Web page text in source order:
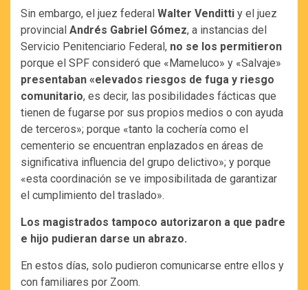
Sin embargo, el juez federal Walter Venditti y el juez
provincial Andrés Gabriel Gómez, a instancias del
Servicio Penitenciario Federal, no se los permitieron
porque el SPF consideró que «Mameluco» y «Salvaje»
presentaban «elevados riesgos de fuga y riesgo
comunitario, es decir, las posibilidades fácticas que
tienen de fugarse por sus propios medios o con ayuda
de terceros»; porque «tanto la cochería como el
cementerio se encuentran enplazados en áreas de
significativa influencia del grupo delictivo»; y porque
«esta coordinación se ve imposibilitada de garantizar
el cumplimiento del traslado».
Los magistrados tampoco autorizaron a que padre
e hijo pudieran darse un abrazo.
En estos días, solo pudieron comunicarse entre ellos y
con familiares por Zoom.